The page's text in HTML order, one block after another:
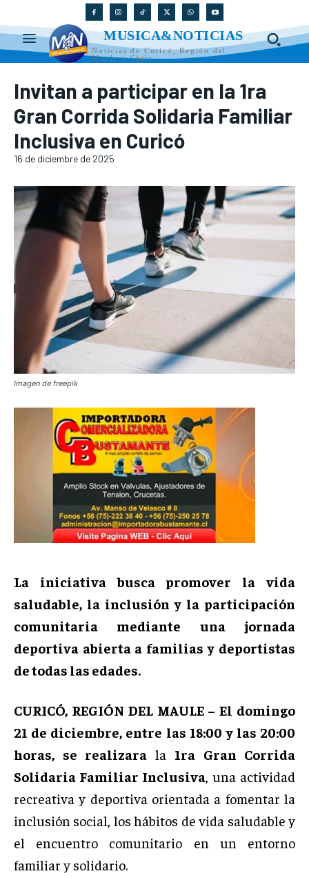
MUSICA&NOTICIAS
Noticias de Curicó, Región del
Maule y Chile
Invitan a participar en la 1ra
Gran Corrida Solidaria Familiar
Inclusiva en Curicó
16 de diciembre de 2025
Imagen de freepik
La iniciativa busca promover la vida
saludable, la inclusión y la participación
comunitaria mediante una jornada
deportiva abierta a familias y deportistas
de todas las edades.
CURICÓ, REGIÓN DEL MAULE – El domingo
21 de diciembre, entre las 18:00 y las 20:00
horas, se realizara la 1ra Gran Corrida
Solidaria Familiar Inclusiva , una actividad
recreativa y deportiva orientada a fomentar la
inclusión social, los hábitos de vida saludable y
el encuentro comunitario en un entorno
familiar y solidario.